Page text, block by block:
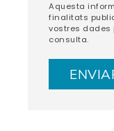
Aquesta
finalitats
vostres dades
consulta.